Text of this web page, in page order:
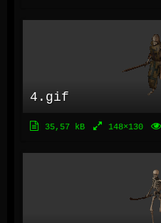
4.gif
35,57 kB 148×130